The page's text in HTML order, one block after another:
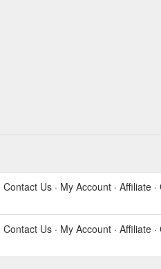
Us · My Account · Affiliate
Us · My Account · Affiliate